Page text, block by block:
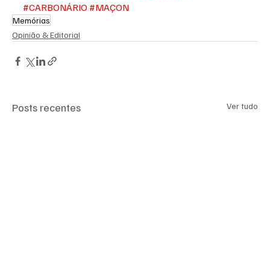
#CARBONÁRIO #MAÇON
Memórias
Opinião & Editorial
Posts recentes Ver tudo